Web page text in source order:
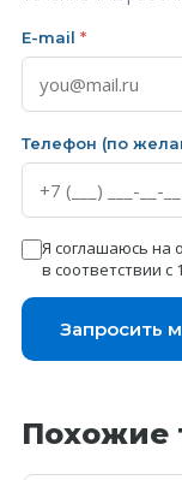
E-mail *
Телефон (по
Я соглашаюсь на
в соответствии с
Запросить
Похожие